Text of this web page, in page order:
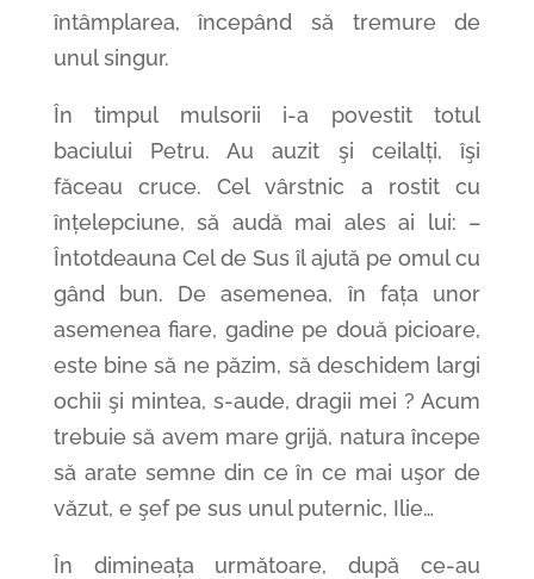
întâmplarea, începând să tremure de
unul singur.
În timpul mulsorii i-a povestit totul
baciului Petru. Au auzit şi ceilalți, îşi
făceau cruce. Cel vârstnic a rostit cu
înțelepciune, să audă mai ales ai lui: –
Întotdeauna Cel de Sus îl ajută pe omul cu
gând bun. De asemenea, în fața unor
asemenea fiare, gadine pe două picioare,
este bine să ne păzim, să deschidem largi
ochii şi mintea, s-aude, dragii mei ? Acum
trebuie să avem mare grijă, natura începe
să arate semne din ce în ce mai uşor de
văzut, e şef pe sus unul puternic, Ilie…
În dimineața următoare, după ce-au